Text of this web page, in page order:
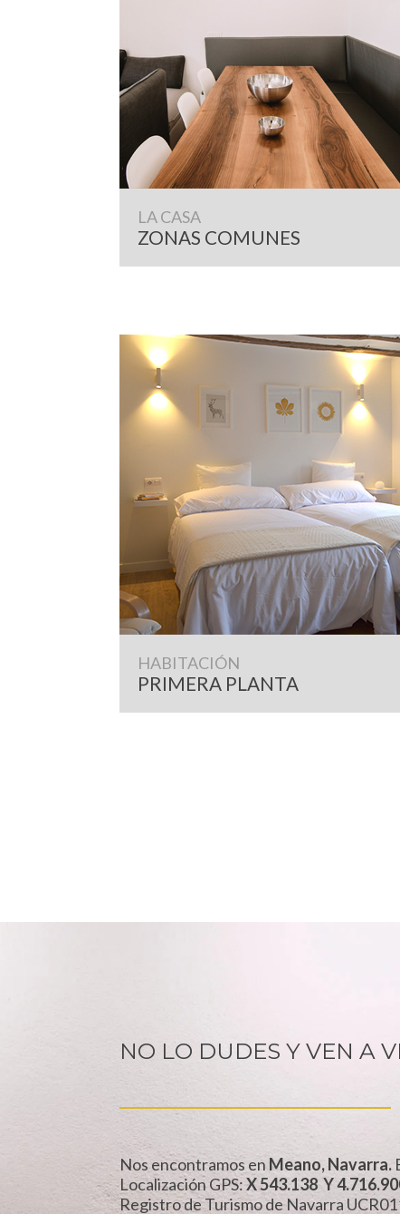
LA CASA
ZONAS COMUNES
HABITACIÓN
PRIMERA PLANTA
NO LO DUDES Y VEN A
Nos encontramos en Meano, Navarra.
Localización GPS:X 543.138 Y
Registro de Turismo de Navarra